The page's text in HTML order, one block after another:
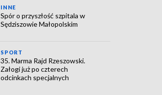
INNE
Spór o przyszłość szpitala w
Sędziszowie Małopolskim
SPORT
35. Marma Rajd Rzeszowski.
Załogi już po czterech
odcinkach specjalnych